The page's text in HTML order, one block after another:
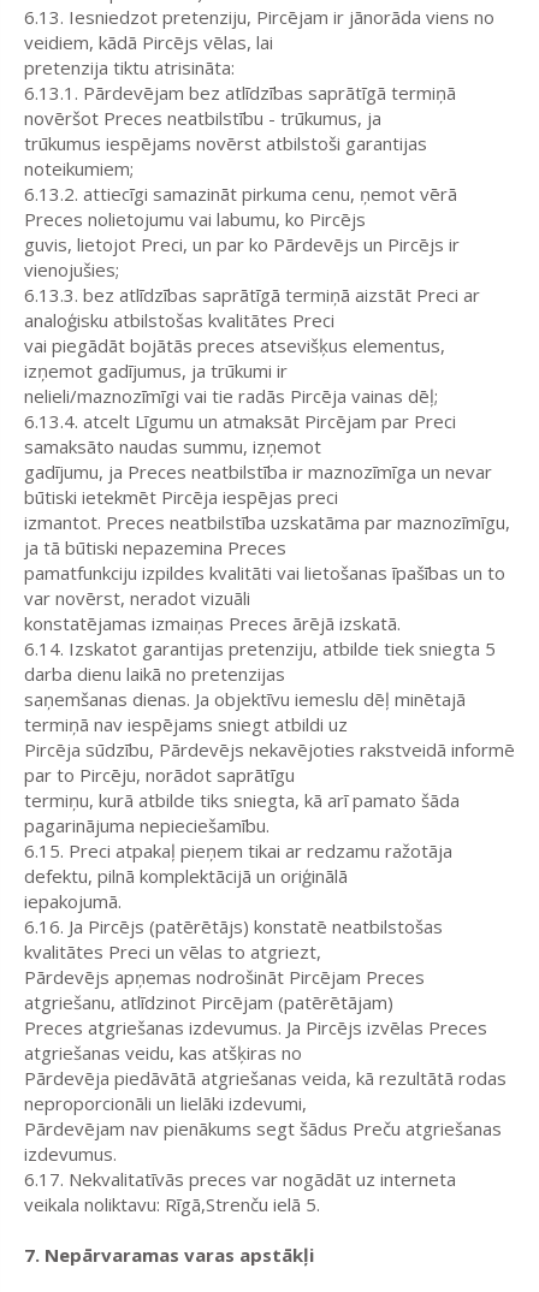
6.13. Iesniedzot pretenziju, Pircējam ir jānorāda viens no
veidiem, kādā Pircējs vēlas, lai
pretenzija tiktu atrisināta:
6.13.1. Pārdevējam bez atlīdzības saprātīgā termiņā
novēršot Preces neatbilstību - trūkumus, ja
trūkumus iespējams novērst atbilstoši garantijas
noteikumiem;
6.13.2. attiecīgi samazināt pirkuma cenu, ņemot vērā
Preces nolietojumu vai labumu, ko Pircējs
guvis, lietojot Preci, un par ko Pārdevējs un Pircējs ir
vienojušies;
6.13.3. bez atlīdzības saprātīgā termiņā aizstāt Preci ar
analoģisku atbilstošas kvalitātes Preci
vai piegādāt bojātās preces atsevišķus elementus,
izņemot gadījumus, ja trūkumi ir
nelieli/maznozīmīgi vai tie radās Pircēja vainas dēļ;
6.13.4. atcelt Līgumu un atmaksāt Pircējam par Preci
samaksāto naudas summu, izņemot
gadījumu, ja Preces neatbilstība ir maznozīmīga un nevar
būtiski ietekmēt Pircēja iespējas preci
izmantot. Preces neatbilstība uzskatāma par maznozīmīgu,
ja tā būtiski nepazemina Preces
pamatfunkciju izpildes kvalitāti vai lietošanas īpašības un to
var novērst, neradot vizuāli
konstatējamas izmaiņas Preces ārējā izskatā.
6.14. Izskatot garantijas pretenziju, atbilde tiek sniegta 5
darba dienu laikā no pretenzijas
saņemšanas dienas. Ja objektīvu iemeslu dēļ minētajā
termiņā nav iespējams sniegt atbildi uz
Pircēja sūdzību, Pārdevējs nekavējoties rakstveidā informē
par to Pircēju, norādot saprātīgu
termiņu, kurā atbilde tiks sniegta, kā arī pamato šāda
pagarinājuma nepieciešamību.
6.15. Preci atpakaļ pieņem tikai ar redzamu ražotāja
defektu, pilnā komplektācijā un oriģinālā
iepakojumā.
6.16. Ja Pircējs (patērētājs) konstatē neatbilstošas
kvalitātes Preci un vēlas to atgriezt,
Pārdevējs apņemas nodrošināt Pircējam Preces
atgriešanu, atlīdzinot Pircējam (patērētājam)
Preces atgriešanas izdevumus. Ja Pircējs izvēlas Preces
atgriešanas veidu, kas atšķiras no
Pārdevēja piedāvātā atgriešanas veida, kā rezultātā rodas
neproporcionāli un lielāki izdevumi,
Pārdevējam nav pienākums segt šādus Preču atgriešanas
izdevumus.
6.17. Nekvalitatīvās preces var nogādāt uz interneta
veikala noliktavu: Rīgā,Strenču ielā 5.
7. Nepārvaramas varas apstākļi